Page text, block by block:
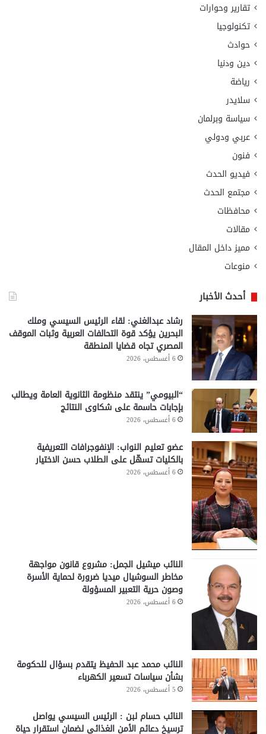
تقارير وحوارات
تكنولوجيا
حوادث
دين ودنيا
رياضة
سلايدر
سياسة وبرلمان
عربي ودولي
فنون
فيديو الحدث
مجتمع الحدث
محافظات
مقالات
مميز داخل المقال
منوعات
أحدث الأخبار
رشاد عبدالغني: لقاء الرئيس السيسي وملك
البحرين يؤكد قوة التحالفات العربية وثبات الموقف
المصري تجاه قضايا المنطقة
6 أغسطس، 2026
“البيومي” ينتقد منظومة الثانوية العامة ويطالب
بإجابات حاسمة على شكاوى النتائج
6 أغسطس، 2026
عضو تعليم النواب: الإنفوجرافات التعريفية
بالكليات تسهّل على الطلاب حسن الاختيار
6 أغسطس، 2026
النائب ميشيل الجمل: مشروع قانون مواجهة
مخاطر السوشيال ميديا ضرورة لحماية الأسرة
وصون حرية التعبير المسؤولة
6 أغسطس، 2026
النائب محمد عبد الحفيظ يتقدم بسؤال للحكومة
بشأن سياسات تسعير الكهرباء
5 أغسطس، 2026
النائب حسام لبن : الرئيس السيسي يواصل
ترسيخ دعائم الأمن الغذائي لضمان استقرار حياة